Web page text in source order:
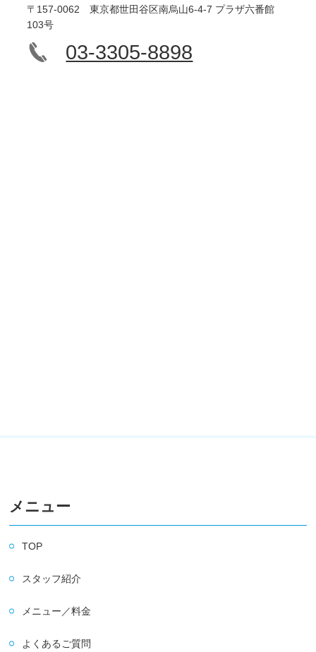
〒157-0062 東京都世田谷区南烏山6-4-7 プラザ六番館
103号
03-3305-8898
メニュー
TOP
スタッフ紹介
メニュー／料金
よくあるご質問